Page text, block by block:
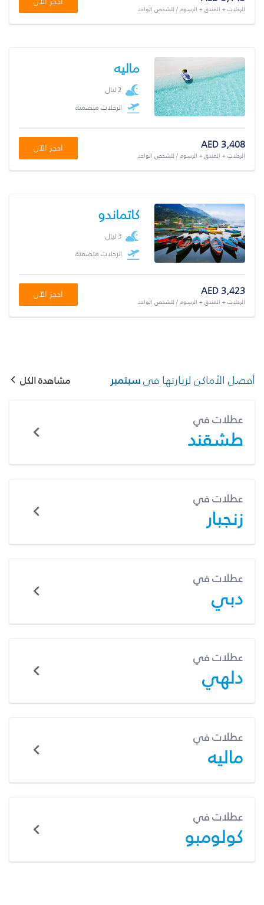
الرحلات + الفندق + الرسوم / للشخص الواحد
ماليه
2 ليال
الرحلات متضمنة
AED 3,408
الرحلات + الفندق + الرسوم / للشخص الواحد
احجز الآن
كاتماندو
3 ليال
الرحلات متضمنة
AED 3,423
الرحلات + الفندق + الرسوم / للشخص الواحد
احجز الآن
أفضل الأماكن لزيارتها فيسبتمبر مشاهدة الكل
عطلات في
طشقند
عطلات في
زنجبار
عطلات في
دبي
عطلات في
دلهي
عطلات في
ماليه
عطلات في
كولومبو